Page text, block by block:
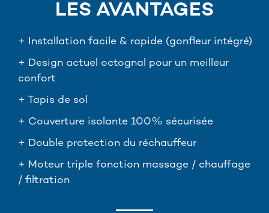
LES AVANTAGES
+ Installation facile & rapide (gonfleur intégré)
+ Design actuel octognal pour un meilleur
confort
+ Tapis de sol
+ Couverture isolante 100% sécurisée
+ Double protection du réchauffeur
+ Moteur triple fonction massage / chauffage
/ filtration